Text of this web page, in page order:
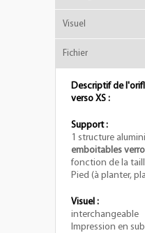
Visuel
Fichier
Descriptif de
verso XS :
Support :
1 structure
emboitables
fonction de la
Pied (à planter,
Visuel :
interchangeable
Impression en